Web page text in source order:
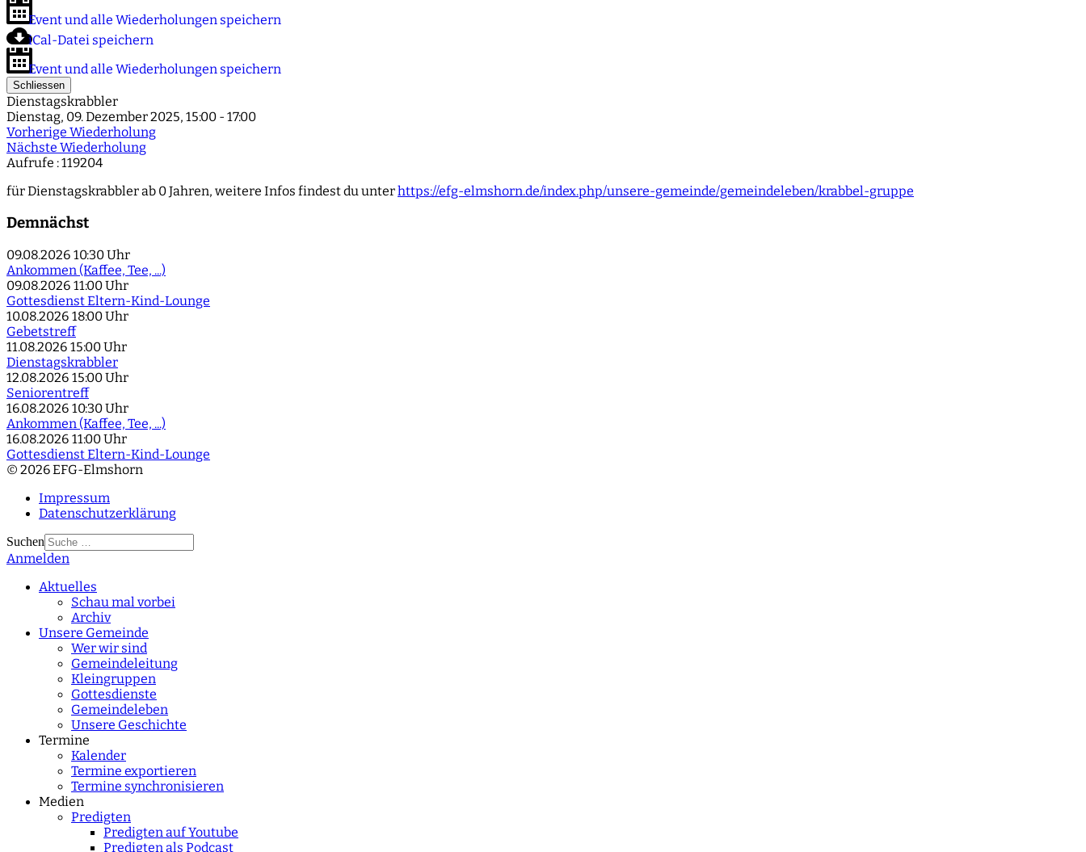
Event und alle Wiederholungen speichern
iCal-Datei speichern
Event und alle Wiederholungen speichern
Schliessen
Dienstagskrabbler
Dienstag, 09. Dezember 2025, 15:00 - 17:00
Vorherige Wiederholung
Nächste Wiederholung
Aufrufe : 119204
für Dienstagskrabbler ab 0 Jahren, weitere Infos findest du unterhttps://efg-elmshorn.de/index.php/unsere-gemeinde/gemeindeleben/krabbel-gruppe
Demnächst
09.08.2026 10:30 Uhr
Ankommen (Kaffee, Tee, ...)
09.08.2026 11:00 Uhr
Gottesdienst Eltern-Kind-Lounge
10.08.2026 18:00 Uhr
Gebetstreff
11.08.2026 15:00 Uhr
Dienstagskrabbler
12.08.2026 15:00 Uhr
Seniorentreff
16.08.2026 10:30 Uhr
Ankommen (Kaffee, Tee, ...)
16.08.2026 11:00 Uhr
Gottesdienst Eltern-Kind-Lounge
© 2026 EFG-Elmshorn
Impressum
Datenschutzerklärung
Suchen
Type 2 or more
Anmelden
Aktuelles
Schau mal vorbei
Archiv
Unsere Gemeinde
Wer wir sind
Gemeindeleitung
Kleingruppen
Gottesdienste
Gemeindeleben
Unsere Geschichte
Termine
Kalender
Termine exportieren
Termine synchronisieren
Medien
Predigten
Predigten auf Youtube
Predigten als Podcast